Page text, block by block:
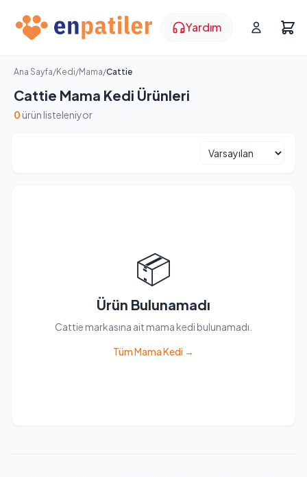
Yardım
Ana Sayfa/Kedi/Mama/Cattie
Cattie Mama Kedi Ürünleri
0 ürün listeleniyor
📦
Ürün Bulunamadı
Cattie markasına ait mama kedi bulunamadı.
Tüm Mama Kedi →